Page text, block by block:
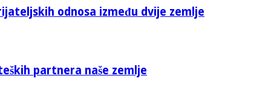
odnosa između dvije zemlje
partnera naše zemlje